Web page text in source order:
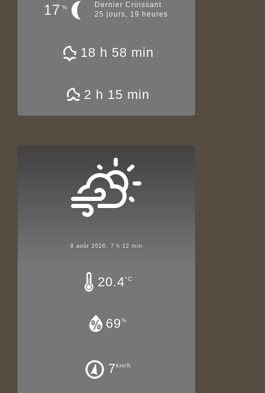
17 %
Dernier Croissant
25 jours, 19 heures
18 h 58 min
2 h 15 min
9 août 2026, 7 h 12 min
20.4°C
69%
7km/h